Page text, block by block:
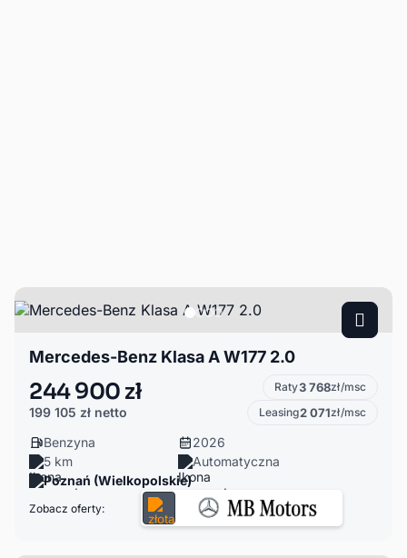
Mercedes-Benz Klasa A W177 2.0
244 900 zł
199 105 zł netto
Raty3 768zł/msc
Leasing2 071zł/msc
Benzyna
2026
5 km
Automatyczna
Poznań (Wielkopolskie)
Zobacz oferty: